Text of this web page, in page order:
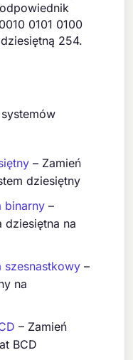
0101 0100
254.
– Zamień
dziesiętny
binarny –
dziesiętna na
szesnastkowy –
na
– Zamień
BCD